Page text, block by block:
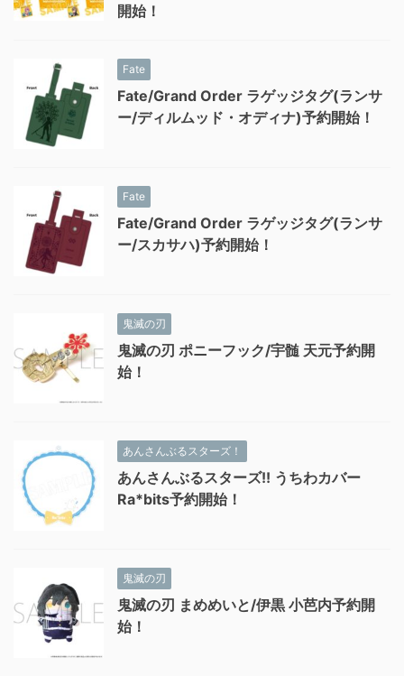
開始！
Fate
Fate/Grand Order ラゲッジタグ(ランサ
ー/ディルムッド・オディナ)予約開始！
Fate
Fate/Grand Order ラゲッジタグ(ランサ
ー/スカサハ)予約開始！
鬼滅の刃
鬼滅の刃 ポニーフック/宇髄 天元予約開
始！
あんさんぶるスターズ！
あんさんぶるスターズ!! うちわカバー
Ra*bits予約開始！
鬼滅の刃
鬼滅の刃 まめめいと/伊黒 小芭内予約開
始！